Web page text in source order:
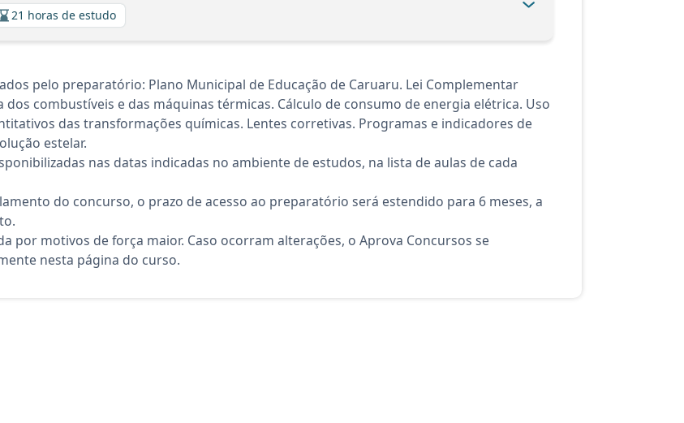
21 horas de estudo
pelo preparatório: Plano Municipal de Educação de Caruaru. Lei Complementar
dos combustíveis e das máquinas térmicas. Cálculo de consumo de energia elétrica. Uso
das transformações químicas. Lentes corretivas. Programas e indicadores de
estelar.
nas datas indicadas no ambiente de estudos, na lista de aulas de cada
do concurso, o prazo de acesso ao preparatório será estendido para 6 meses, a
por motivos de força maior. Caso ocorram alterações, o Aprova Concursos se
nesta página do curso.